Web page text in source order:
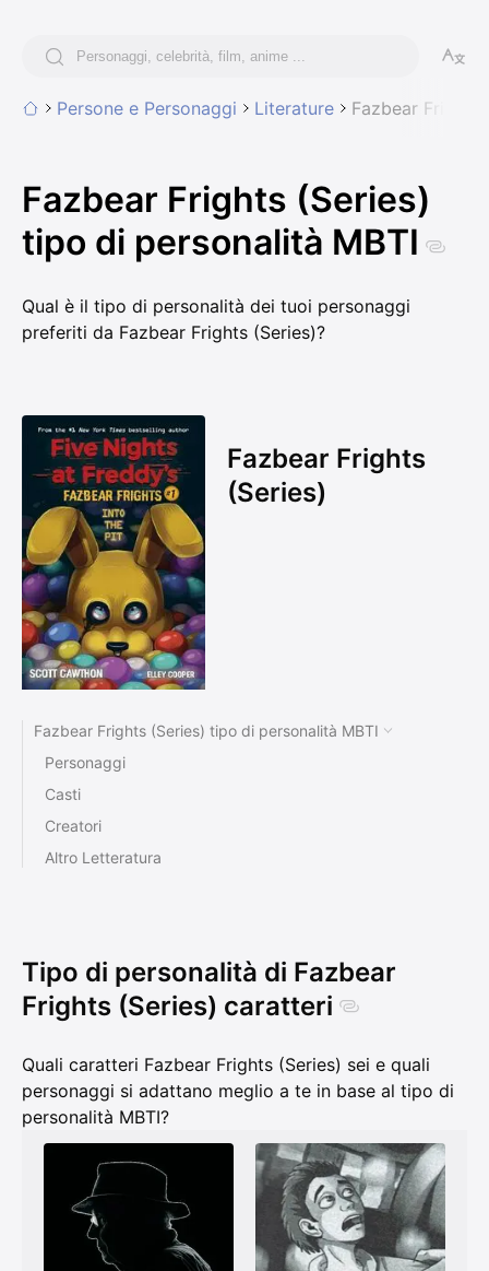
Persone e Personaggi Literature Fazbear Frights
Fazbear Frights (Series)
tipo di personalità MBTI
Qual è il tipo di personalità dei tuoi personaggi
preferiti da Fazbear Frights (Series)?
Fazbear Frights
(Series)
Fazbear Frights (Series) tipo di personalità MBTI
Personaggi
Casti
Creatori
Altro Letteratura
Tipo di personalità di Fazbear
Frights (Series) caratteri
Quali caratteri Fazbear Frights (Series) sei e quali
personaggi si adattano meglio a te in base al tipo di
personalità MBTI?